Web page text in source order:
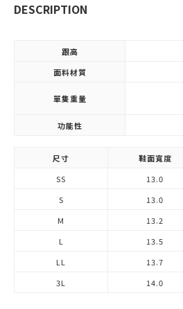
DESCRIPTION
跟高
面料材質
單隻重量
功能性
尺寸 鞋面寬度
SS
13.0
S
13.0
M
13.2
L
13.5
LL
13.7
3L
14.0